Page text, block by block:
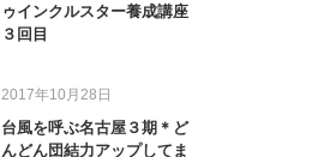
ゥインクルスター養成講座
３回目
2017年10月28日
台風を呼ぶ名古屋３期＊ど
んどん団結力アップしてま